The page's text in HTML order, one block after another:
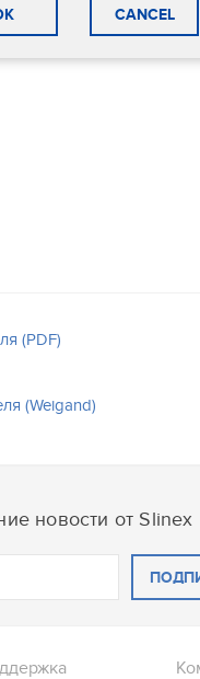
(PDF)
(Weigand)
CANCEL
новости от Slinex